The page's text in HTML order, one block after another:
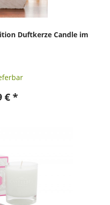
Duftkerze Candle im
€ *